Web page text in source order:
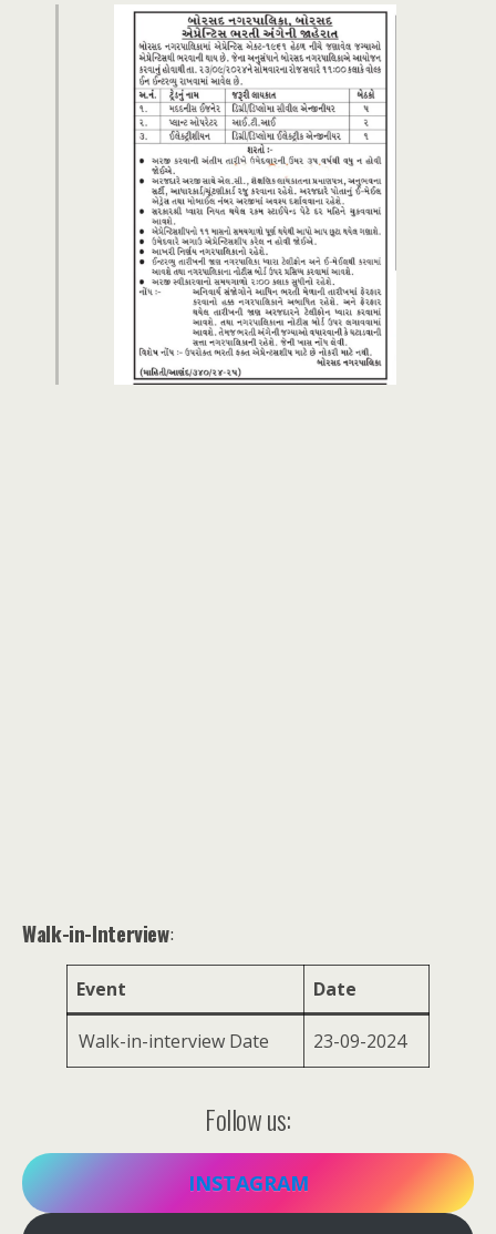
Walk-in-Interview:
Event Date
Walk-in-interview Date 23-09-2024
Follow us:
INSTAGRAM